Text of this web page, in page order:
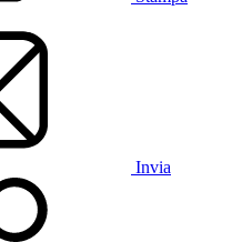
Invia